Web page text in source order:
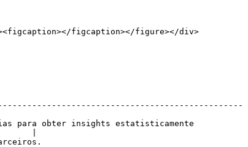
para obter insights estatisticamente
|